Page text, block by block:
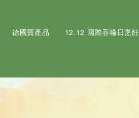
​德國寶產品 12.12 國際吞嚥日烹